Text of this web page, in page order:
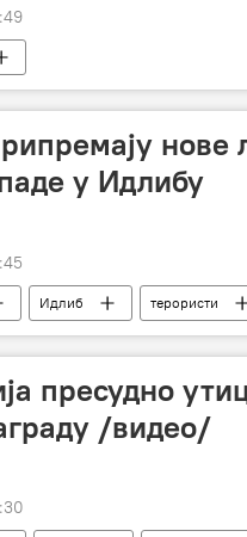
нове
у Идлибу
Идлиб терористи
пресудно
/видео/